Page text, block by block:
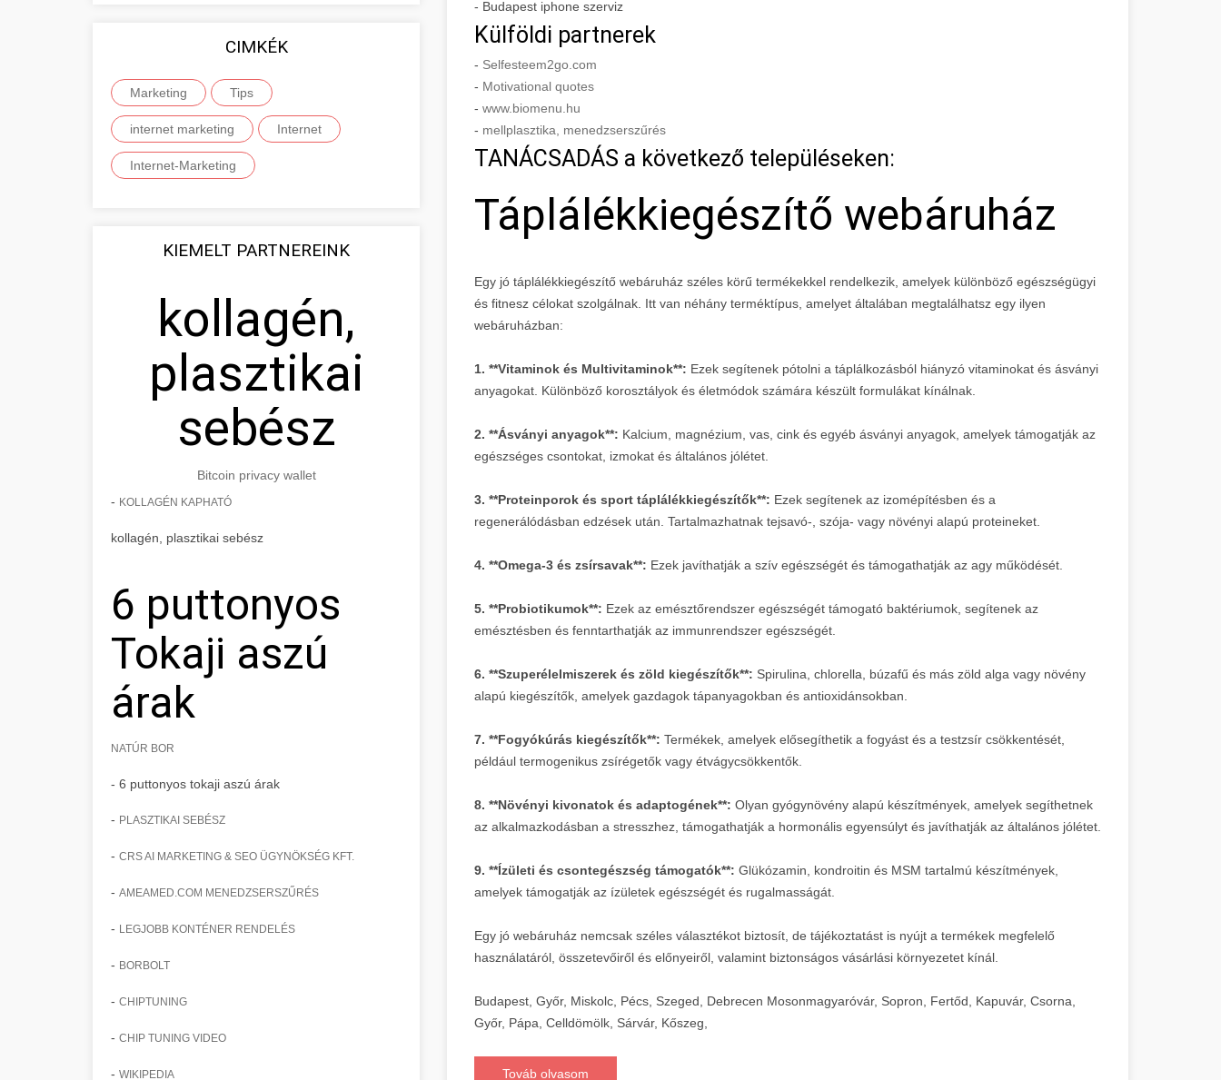
CIMKÉK
Marketing Tips
internet marketing Internet
Internet-Marketing
KIEMELT PARTNEREINK
kollagén,
plasztikai
sebész
Bitcoin privacy wallet
- KOLLAGÉN KAPHATÓ
kollagén, plasztikai sebész
6 puttonyos
Tokaji aszú
árak
NATÚR BOR
- 6 puttonyos tokaji aszú árak
- PLASZTIKAI SEBÉSZ
- CRS AI MARKETING & SEO ÜGYNÖKSÉG KFT.
- AMEAMED.COM MENEDZSERSZŰRÉS
- LEGJOBB KONTÉNER RENDELÉS
- BORBOLT
- CHIPTUNING
- CHIP TUNING VIDEO
- WIKIPEDIA
- Budapest iphone szerviz
Külföldi partnerek
- Selfesteem2go.com
- Motivational quotes
- www.biomenu.hu
- mellplasztika, menedzserszűrés
TANÁCSADÁS a következő településeken:
Táplálékkiegészítő webáruház
Egy jó táplálékkiegészítő webáruház széles körű termékekkel rendelkezik, amelyek különböző egészségügyi
és fitnesz célokat szolgálnak. Itt van néhány terméktípus, amelyet általában megtalálhatsz egy ilyen
webáruházban:
1. **Vitaminok és Multivitaminok**: Ezek segítenek pótolni a táplálkozásból hiányzó vitaminokat és ásványi
anyagokat. Különböző korosztályok és életmódok számára készült formulákat kínálnak.
2. **Ásványi anyagok**: Kalcium, magnézium, vas, cink és egyéb ásványi anyagok, amelyek támogatják az
egészséges csontokat, izmokat és általános jólétet.
3. **Proteinporok és sport táplálékkiegészítők**: Ezek segítenek az izomépítésben és a
regenerálódásban edzések után. Tartalmazhatnak tejsavó-, szója- vagy növényi alapú proteineket.
4. **Omega-3 és zsírsavak**: Ezek javíthatják a szív egészségét és támogathatják az agy működését.
5. **Probiotikumok**: Ezek az emésztőrendszer egészségét támogató baktériumok, segítenek az
emésztésben és fenntarthatják az immunrendszer egészségét.
6. **Szuperélelmiszerek és zöld kiegészítők**: Spirulina, chlorella, búzafű és más zöld alga vagy növény
alapú kiegészítők, amelyek gazdagok tápanyagokban és antioxidánsokban.
7. **Fogyókúrás kiegészítők**: Termékek, amelyek elősegíthetik a fogyást és a testzsír csökkentését,
például termogenikus zsírégetők vagy étvágycsökkentők.
8. **Növényi kivonatok és adaptogének**: Olyan gyógynövény alapú készítmények, amelyek segíthetnek
az alkalmazkodásban a stresszhez, támogathatják a hormonális egyensúlyt és javíthatják az általános jólétet.
9. **Ízületi és csontegészség támogatók**: Glükózamin, kondroitin és MSM tartalmú készítmények,
amelyek támogatják az ízületek egészségét és rugalmasságát.
Egy jó webáruház nemcsak széles választékot biztosít, de tájékoztatást is nyújt a termékek megfelelő
használatáról, összetevőiről és előnyeiről, valamint biztonságos vásárlási környezetet kínál.
Budapest, Győr, Miskolc, Pécs, Szeged, Debrecen Mosonmagyaróvár, Sopron, Fertőd, Kapuvár, Csorna,
Győr, Pápa, Celldömölk, Sárvár, Kőszeg,
Továb olvasom